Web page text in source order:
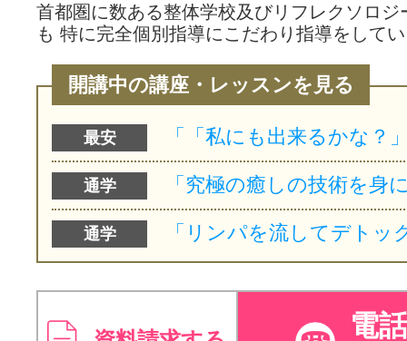
首都圏に数ある整体学校及びリフレクソロジ
も 特に完全個別指導にこだわり指導をして
開講中の講座・レッスンを見る
最安
通学
通学
電